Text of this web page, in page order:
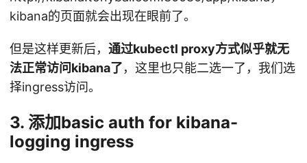
kibana的页面就会出现在眼前了。
但是这样更新后， 通过kubectl proxy方式似乎就无
法正常访问kibana了，这里也只能二选一了，我们选
择ingress访问。
3. 添加basic auth for kibana-
logging ingress